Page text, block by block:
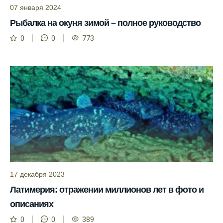
Приложение для рыболовов
предоставляет подробную информацию о
фазах луны и их влиянии на активность
рыбы.
условия и фазы луны для более точных
результатов.
Сегодня у меня был успешный клев, и это
благодаря прогнозу.
Прогноз клева на сайте всегда актуален и
помогает мне выбирать лучшие дни для
рыбалки в Москве и области.
Я скачал приложение и теперь всегда
знаю, когда клюет рыба.
Рыболовный клуб для любителей активной
ловли предоставляет точные прогнозы
07 января 2024
Рыбалка на окуня зимой – полное руководство
0 0 773
17 декабря 2023
Латимерия: отражении миллионов лет в фото и
описаниях
0 0 389